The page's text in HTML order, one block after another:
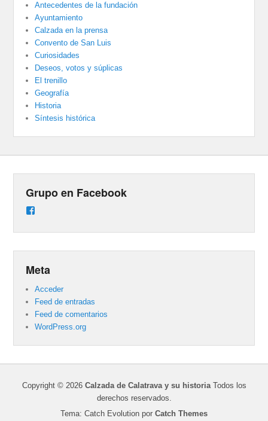
Antecedentes de la fundación
Ayuntamiento
Calzada en la prensa
Convento de San Luis
Curiosidades
Deseos, votos y súplicas
El trenillo
Geografía
Historia
Síntesis histórica
Grupo en Facebook
en
Meta
Acceder
Feed de entradas
Feed de comentarios
WordPress.org
Copyright © 2026 Calzada de Calatrava y su historiaTodos los
derechos reservados.
Tema: Catch Evolution por Catch Themes